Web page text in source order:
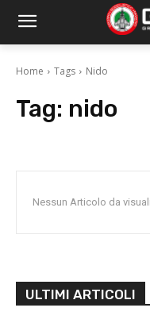
Home Tags Nido
Tag: nido
Nessun Articolo da
ULTIMI ARTICOLI